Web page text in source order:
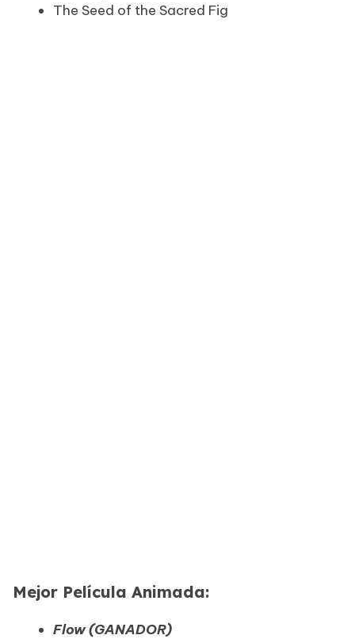
The Seed of the Sacred Fig
Mejor Película Animada:
Flow (GANADOR)